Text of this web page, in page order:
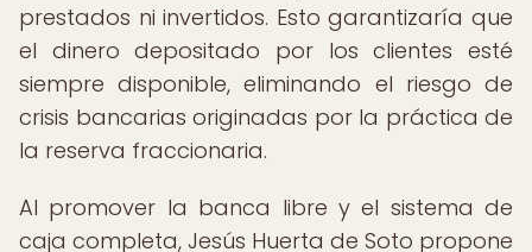
prestados ni invertidos. Esto garantizaría que
el dinero depositado por los clientes esté
siempre disponible, eliminando el riesgo de
crisis bancarias originadas por la práctica de
la reserva fraccionaria.
Al promover la banca libre y el sistema de
caja completa, Jesús Huerta de Soto propone